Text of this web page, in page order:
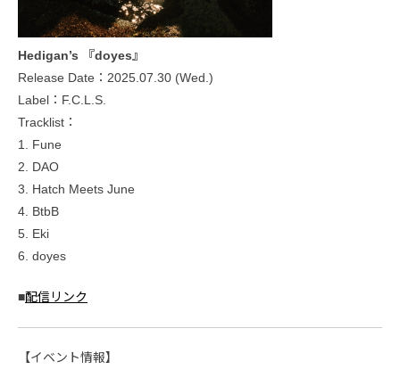
Hedigan’s 『doyes』
Release Date：2025.07.30 (Wed.)
Label：F.C.L.S.
Tracklist：
1. Fune
2. DAO
3. Hatch Meets June
4. BtbB
5. Eki
6. doyes
■配信リンク
【イベント情報】